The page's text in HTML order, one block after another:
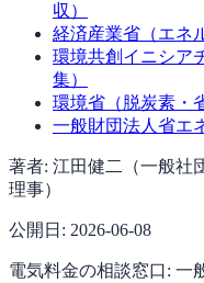
収）
経済産業省（エネ
環境共創イニシア
集）
環境省（脱炭素・
一般財団法人省エ
著者: 江田健二（一般社
理事）
公開日: 2026-06-08
電気料金の相談窓口: 一